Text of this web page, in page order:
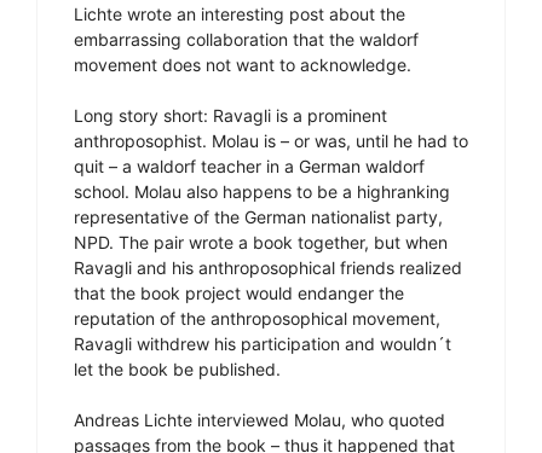
Lichte wrote an interesting post about the
embarrassing collaboration that the waldorf
movement does not want to acknowledge.
Long story short: Ravagli is a prominent
anthroposophist. Molau is – or was, until he had to
quit – a waldorf teacher in a German waldorf
school. Molau also happens to be a highranking
representative of the German nationalist party,
NPD. The pair wrote a book together, but when
Ravagli and his anthroposophical friends realized
that the book project would endanger the
reputation of the anthroposophical movement,
Ravagli withdrew his participation and wouldn´t
let the book be published.
Andreas Lichte interviewed Molau, who quoted
passages from the book – thus it happened that